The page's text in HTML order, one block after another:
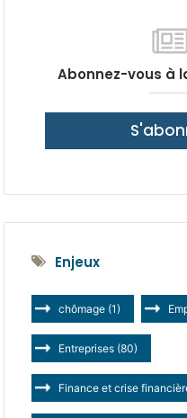
Abonnez-vous à
Enjeux
chômage (1)
Entreprises (80)
Finance et crise